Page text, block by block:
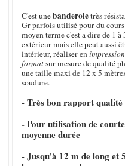
C'est unebanderoletrès
Gr parfois utilisé pour du cours
moyen terme c'est a dire de 1 à
extérieur mais elle peut aussi
intérieur, réaliser en
formatsur mesure de qualité
une taille maxi de 12 x 5
soudure.
- Très bon rapport
- Pour utilisation de
moyenne durée
- Jusqu'à 12 m de long et